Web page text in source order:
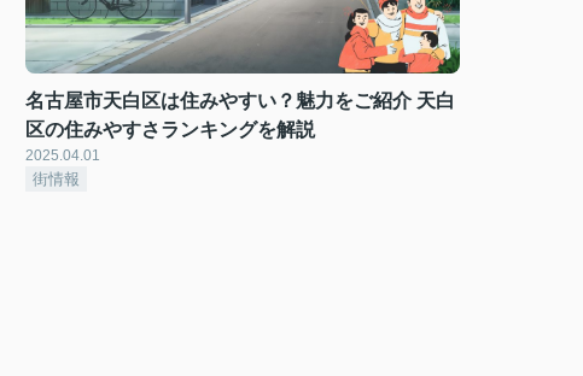
名古屋市天白区は住みやすい？魅力をご紹介 天白
区の住みやすさランキングを解説
2025.04.01
街情報